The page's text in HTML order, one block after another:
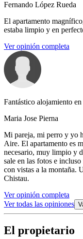
Fernando López Rueda
El apartamento
estaba limpio y en
Ver opinión completa
Fantástico alojamiento en
Maria Jose Pierna
Mi pareja, mi perro y yo
Aire. El apartamento es
necesario, muy limpio y
sale en las fotos e
con vistas a la montaña.
Chistau.
Ver opinión completa
Ver todas las opiniones
El propietario